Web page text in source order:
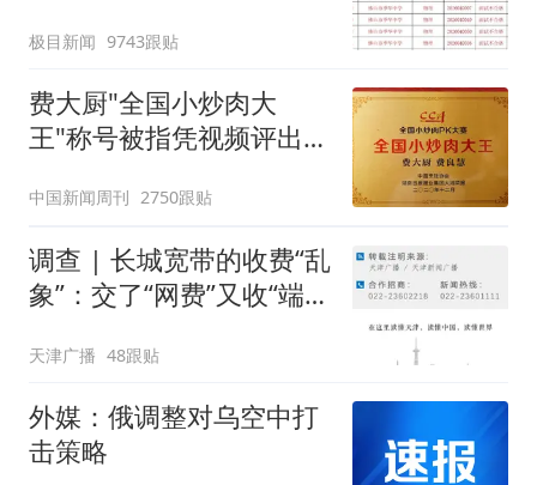
聘，成立调查组全面核查
极目新闻 9743跟贴
费大厨"全国小炒肉大
王"称号被指凭视频评出
中国新闻周刊 2750跟贴
调查 | 长城宽带的收费“乱
象”：交了“网费”又收“端口
可延长到2037年
天津广播 48跟贴
外媒：俄调整对乌空中打
击策略